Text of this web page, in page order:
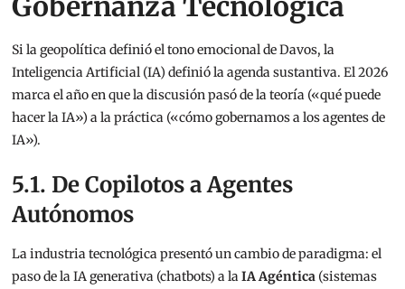
Si la geopolítica definió el tono emocional de Davos, la
Inteligencia Artificial (IA) definió la agenda sustantiva. El 2026
marca el año en que la discusión pasó de la teoría («qué puede
hacer la IA») a la práctica («cómo gobernamos a los agentes de
IA»).
5.1. De Copilotos a Agentes
Autónomos
La industria tecnológica presentó un cambio de paradigma: el
paso de la IA generativa (chatbots) a laIA Agéntica (sistemas